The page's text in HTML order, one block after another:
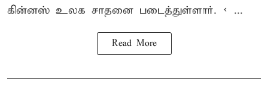
கின்னஸ் உலக சாதனை படைத்துள்ளார். < ...
Read More